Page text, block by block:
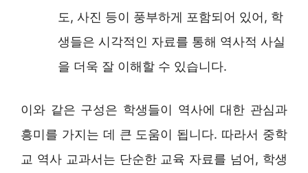
도, 사진 등이 풍부하게 포함되어 있어, 학
생들은 시각적인 자료를 통해 역사적 사실
을 더욱 잘 이해할 수 있습니다.
이와 같은 구성은 학생들이 역사에 대한 관심과
흥미를 가지는 데 큰 도움이 됩니다. 따라서 중학
교 역사 교과서는 단순한 교육 자료를 넘어, 학생